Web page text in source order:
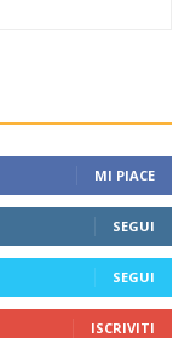
MI PIACE
SEGUI
SEGUI
ISCRIVITI